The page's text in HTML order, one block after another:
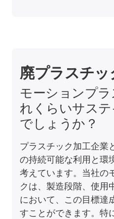
廃プラスチッ
モーションプ
れくらいサス
でしょうか？
プラスチック加工企業
の持続可能な利用と環
考えています。当社の
クは、製造段階、使用
において、この目標達
すことができます。特